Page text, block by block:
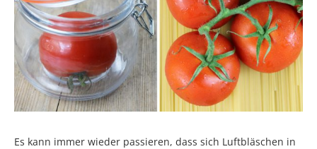
Es kann immer wieder passieren, dass sich Luftbläschen in